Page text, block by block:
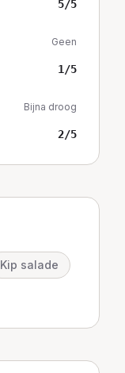
5/5
Geen
1 /5
Bijna droog
2/5
Kip salade